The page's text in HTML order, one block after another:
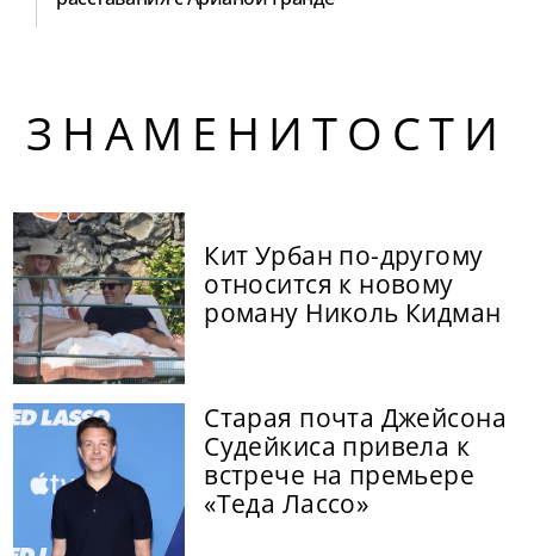
ЗНАМЕНИТОСТИ
Кит Урбан по-другому
относится к новому
роману Николь Кидман
Старая почта Джейсона
Судейкиса привела к
встрече на премьере
«Теда Лассо»